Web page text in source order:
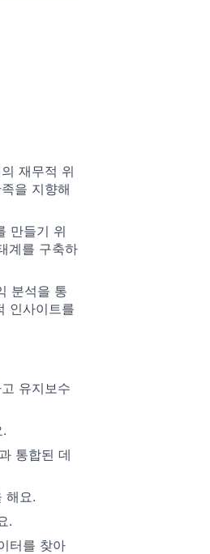
재무적 위
을 지향해
만들기 위
계를 구축하
분석을 통
인사이트를
유지보수
통합된 데
해요.
.
터를 찾아